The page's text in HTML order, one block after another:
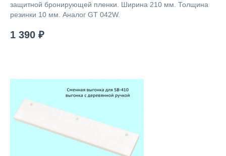
защитной бронирующей пленки. Ширина 210 мм. Толщина
резинки 10 мм. Аналог GT 042W.
1 390 ₽